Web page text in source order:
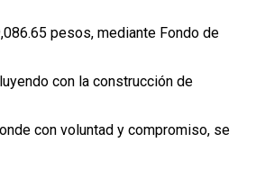
pesos, mediante Fondo de
con la construcción de
con voluntad y compromiso, se